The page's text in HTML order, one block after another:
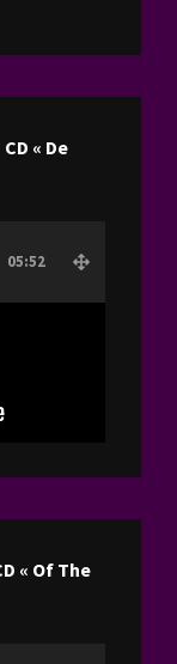
« De
05:52
« Of The